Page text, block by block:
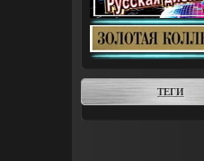
ТЕГИ